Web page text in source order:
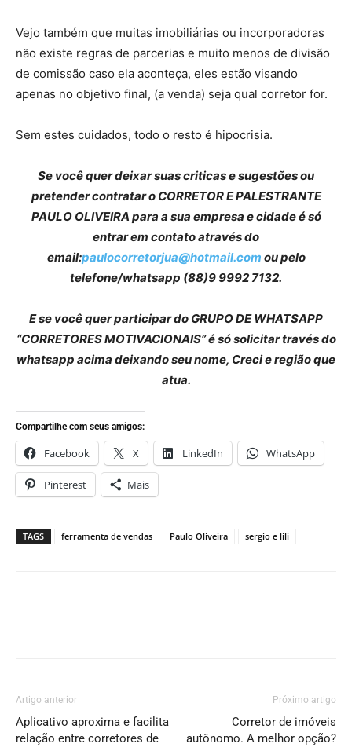
Vejo também que muitas imobiliárias ou incorporadoras
não existe regras de parcerias e muito menos de divisão
de comissão caso ela aconteça, eles estão visando
apenas no objetivo final, (a venda) seja qual corretor for.
Sem estes cuidados, todo o resto é hipocrisia.
Se você quer deixar suas criticas e sugestões ou
pretender contratar o CORRETOR E PALESTRANTE
PAULO OLIVEIRA para a sua empresa e cidade é só
entrar em contato através do
email:paulocorretorjua@hotmail.com ou pelo
telefone/whatsapp (88)9 9992 7132.
E se você quer participar do GRUPO DE WHATSAPP
“CORRETORES MOTIVACIONAIS” é só solicitar través do
whatsapp acima deixando seu nome, Creci e região que
atua.
Compartilhe com seus amigos:
Facebook X LinkedIn WhatsApp
Pinterest Mais
TAGS ferramenta de vendas Paulo Oliveira sergio e lili
Artigo anterior
Aplicativo aproxima e facilita
relação entre corretores de
Próximo artigo
Corretor de imóveis
autônomo. A melhor opção?